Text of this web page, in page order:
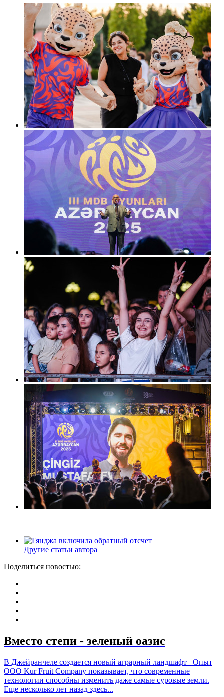
Другие статьи автора
Поделиться новостью:
Вместо степи - зеленый оазис
В Джейранчеле создается новый аграрный ландшафт Опыт
ООО Kur Fruit Company показывает, что современные
технологии способны изменить даже самые суровые земли.
Еще несколько лет назад здесь...